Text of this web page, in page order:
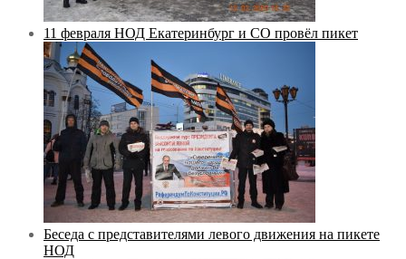
11 февраля НОД Екатеринбург и СО провёл пикет
Беседа с представителями левого движения на пикете
НОД